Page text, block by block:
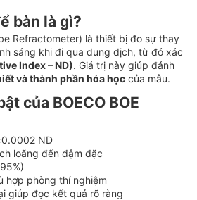
bàn là gì?
Refractometer) là thiết bị đo sự thay
sáng khi đi qua dung dịch, từ đó xác
Index – ND). Giá trị này giúp đánh
và thành phần hóa học của mẫu.
của BOECO BOE
ND
loãng đến đậm đặc
hợp phòng thí nghiệm
giúp đọc kết quả rõ ràng